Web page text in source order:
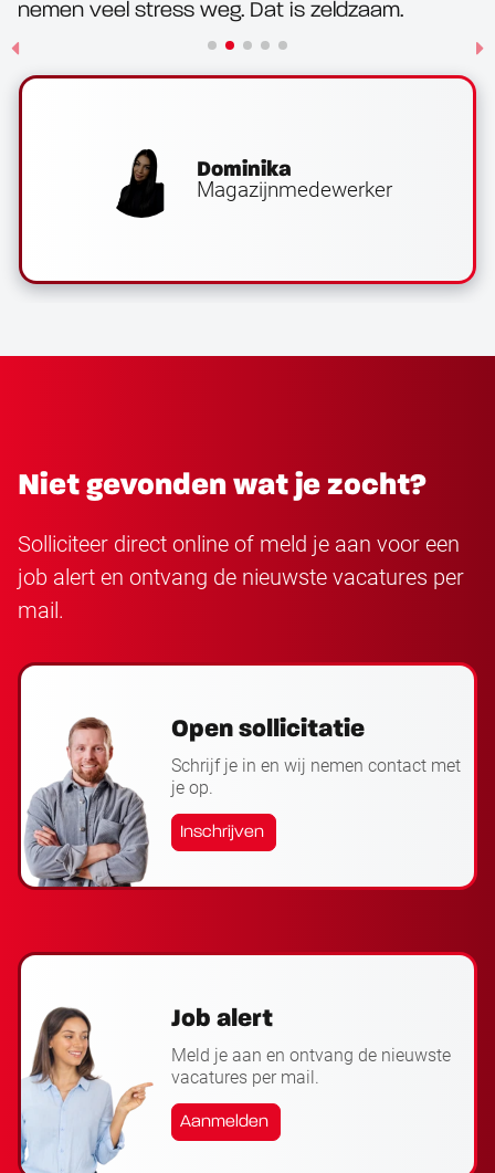
nemen veel stress weg. Dat is zeldzaam.
Dominika
Magazijnmedewerker
Niet gevonden wat je zocht?
Solliciteer direct online of meld je aan voor een
job alert en ontvang de nieuwste vacatures per
mail.
Open sollicitatie
Schrijf je in en wij nemen contact met
je op.
Inschrijven
Job alert
Meld je aan en ontvang de nieuwste
vacatures per mail.
Aanmelden